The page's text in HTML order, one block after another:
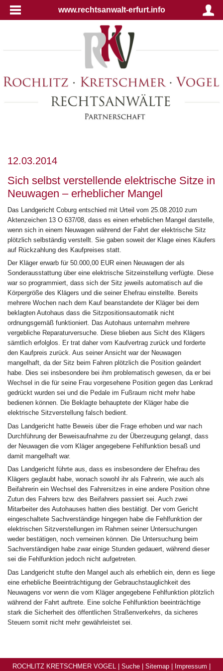
www.rechtsanwalt-erfurt.info
12.03.2014
Sich selbst verstellende elektrische Sitze in
Neuwagen – erheblicher Mangel
Das Landgericht Coburg entschied mit Urteil vom 25.08.2010 zum
Aktenzeichen 13 O 637/08, dass es einen erheblichen Mangel darstelle,
wenn sich in einem Neuwagen während der Fahrt der elektrische Sitz
plötzlich selbständig verstellt. Sie gaben soweit der Klage eines Käufers
auf Rückzahlung des Kaufpreises statt.
Der Kläger erwarb für 50.000,00 EUR einen Neuwagen der als
Sonderausstattung über eine elektrische Sitzeinstellung verfügte. Diese
war so programmiert, dass sich der Sitz jeweils automatisch auf die
Körpergröße des Klägers und die seiner Ehefrau einstellte. Bereits
mehrere Wochen nach dem Kauf beanstandete der Kläger bei dem
beklagten Autohaus dass die Sitzpositionsautomatik nicht
ordnungsgemäß funktioniert. Das Autohaus unternahm mehrere
vergebliche Reparaturversuche. Diese blieben aus Sicht des Klägers
sämtlich erfolglos. Er trat daher vom Kaufvertrag zurück und forderte
den Kaufpreis zurück. Aus seiner Ansicht war der Neuwagen
mangelhaft, da der Sitz beim Fahren plötzlich die Position geändert
habe. Dies sei insbesondere bei ihm problematisch gewesen, da er bei
Wechsel in die für seine Frau vorgesehene Position gegen das Lenkrad
gedrückt wurden sei und die Pedale im Fußraum nicht mehr habe
bedienen können. Die Beklagte behauptete der Kläger habe die
elektrische Sitzverstellung falsch bedient.
Das Landgericht hatte Beweis über die Frage erhoben und war nach
Durchführung der Beweisaufnahme zu der Überzeugung gelangt, dass
der Neuwagen die vom Kläger angegebene Fehlfunktion besaß und
damit mangelhaft war.
Das Landgericht führte aus, dass es insbesondere der Ehefrau des
Klägers geglaubt habe, wonach sowohl ihr als Fahrerin, wie auch als
Beifahrerin ein Wechsel des Fahrersitzes in eine andere Position ohne
Zutun des Fahrers bzw. des Beifahrers passiert sei. Auch zwei
Mitarbeiter des Autohauses hatten dies bestätigt. Der vom Gericht
eingeschaltete Sachverständige hingegen habe die Fehlfunktion der
elektrischen Sitzverstellungen im Rahmen seiner Untersuchungen
weder bestätigen, noch verneinen können. Die Untersuchung beim
Sachverständigen habe zwar einige Stunden gedauert, während dieser
sei die Fehlfunktion jedoch nicht aufgetreten.
Das Landgericht stufte den Mangel auch als erheblich ein, denn es liege
eine erhebliche Beeinträchtigung der Gebrauchstauglichkeit des
Neuwagens vor wenn die vom Kläger angegebene Fehlfunktion plötzlich
während der Fahrt auftrete. Eine solche Fehlfunktion beeinträchtige
stark die Sicherheit des öffentlichen Straßenverkehrs, da sicheres
Steuern somit nicht mehr gewährleistet sei.
ROCHLITZ KRETSCHMER VOGEL | Suche Sitemap Impressum